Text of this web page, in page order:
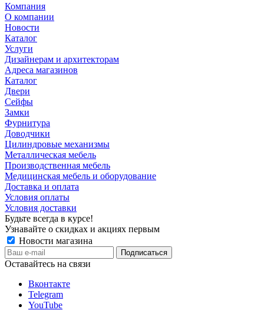
Компания
О компании
Новости
Каталог
Услуги
Дизайнерам и архитекторам
Адреса магазинов
Каталог
Двери
Сейфы
Замки
Фурнитура
Доводчики
Цилиндровые механизмы
Металлическая мебель
Производственная мебель
Медицинская мебель и оборудование
Доставка и оплата
Условия оплаты
Условия доставки
Будьте всегда в курсе!
Узнавайте о скидках и акциях первым
Новости магазина
Оставайтесь на связи
Вконтакте
Telegram
YouTube